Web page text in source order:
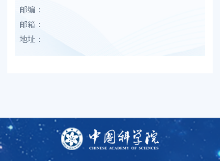
邮编：
邮箱：
地址：